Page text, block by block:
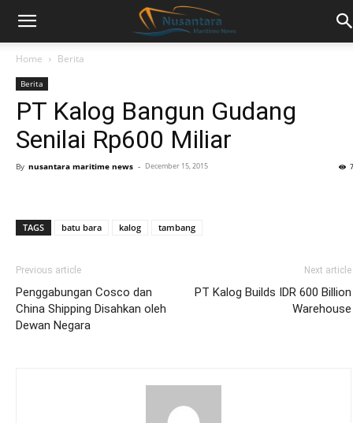
Home Berita
Berita
PT Kalog Bangun Gudang
Senilai Rp600 Miliar
By nusantara maritime news - December 15, 2015
TAGS batu bara kalog tambang
Previous article
Penggabungan Cosco dan
China Shipping Disahkan oleh
Dewan Negara
Next article
PT Kalog Builds IDR 600 Billion
Warehouse